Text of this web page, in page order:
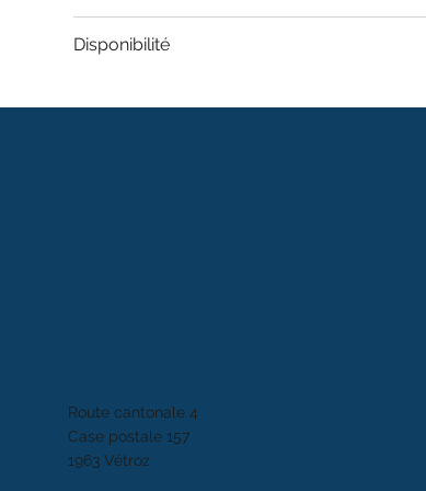
Disponibilité
Route cantonale 4
Case postale 157
1963 Vétroz